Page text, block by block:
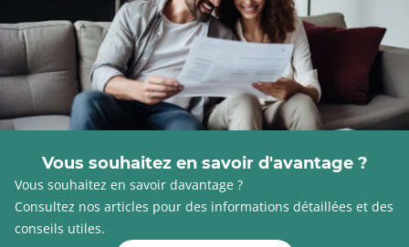
Vous souhaitez en savoir d'avantage ?
Vous souhaitez en savoir davantage ?
Consultez nos articles pour des informations détaillées et des
conseils utiles.